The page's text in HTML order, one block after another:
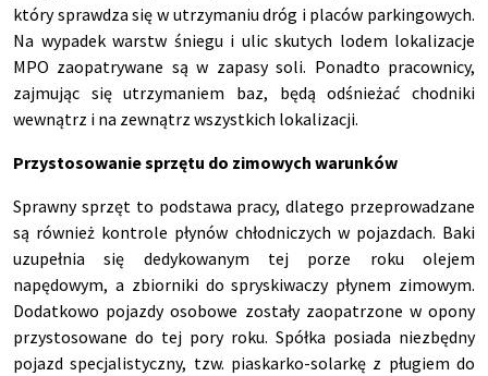
który sprawdza się w utrzymaniu dróg i placów parkingowych.
Na wypadek warstw śniegu i ulic skutych lodem lokalizacje
MPO zaopatrywane są w zapasy soli. Ponadto pracownicy,
zajmując się utrzymaniem baz, będą odśnieżać chodniki
wewnątrz i na zewnątrz wszystkich lokalizacji.
Przystosowanie sprzętu do zimowych warunków
Sprawny sprzęt to podstawa pracy, dlatego przeprowadzane
są również kontrole płynów chłodniczych w pojazdach. Baki
uzupełnia się dedykowanym tej porze roku olejem
napędowym, a zbiorniki do spryskiwaczy płynem zimowym.
Dodatkowo pojazdy osobowe zostały zaopatrzone w opony
przystosowane do tej pory roku. Spółka posiada niezbędny
pojazd specjalistyczny, tzw. piaskarko-solarkę z pługiem do